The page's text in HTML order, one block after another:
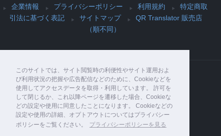
このサイトでは、サイト閲覧時の利便性やサイト運用およ
び利用状況の把握や広告配信などのために、Cookieなどを
使用してアクセスデータを取得・利用しています。 許可を
して閉じるか、これ以降ページを遷移した場合、Cookieな
どの設定や使用に同意したことになります。 Cookieなどの
設定や使用の詳細、オプトアウトについてはプライバシー
ポリシーをご覧ください。
プライバシーポリシーを見る
企業情報 プライバシーポリシー 利用規約
特定商取
引法に基づく表記
サイトマップ
QR Translator 販売店
（順不同）
Copyright© PIJIN Co., Ltd. , 2026 All Rights
Reserved.